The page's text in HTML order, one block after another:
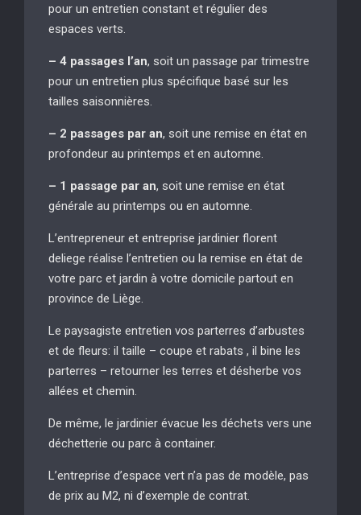
pour un entretien constant et régulier des
espaces verts.
– 4 passages l’an, soit un passage par trimestre
pour un entretien plus spécifique basé sur les
tailles saisonnières.
– 2 passages par an, soit une remise en état en
profondeur au printemps et en automne.
– 1 passage par an, soit une remise en état
générale au printemps ou en automne.
L’entrepreneur et entreprise jardinier florent
deliege réalise l’entretien ou la remise en état de
votre parc et jardin à votre domicile partout en
province de Liège.
Le paysagiste entretien vos parterres d’arbustes
et de fleurs: il taille – coupe et rabats , il bine les
parterres – retourner les terres et désherbe vos
allées et chemin.
De même, le jardinier évacue les déchets vers une
déchetterie ou parc à container.
L’entreprise d’espace vert n’a pas de modèle, pas
de prix au M2, ni d’exemple de contrat.